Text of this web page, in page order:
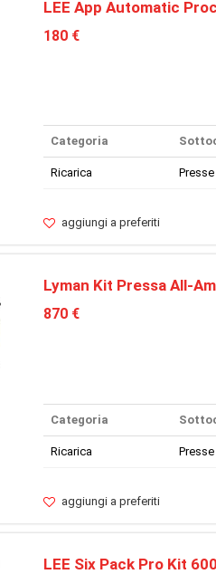
LEE App Automatic
180 €
Categoria
Ricarica Presse
aggiungi a preferiti
Lyman Kit Pressa All-
870 €
Categoria
Ricarica Presse
aggiungi a preferiti
LEE Six Pack Pro Kit